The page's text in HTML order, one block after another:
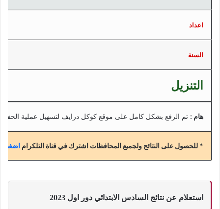
اعداد
السنة
التنزيل
هام : تم الرفع بشكل كامل على موقع كوكل درايف لتسهيل عملية الحفظ
* للحصول على النتائج ولجميع المحافظات اشترك في قناة التلكرام اضغط
استعلام عن نتائج السادس الابتدائي دور اول 2023